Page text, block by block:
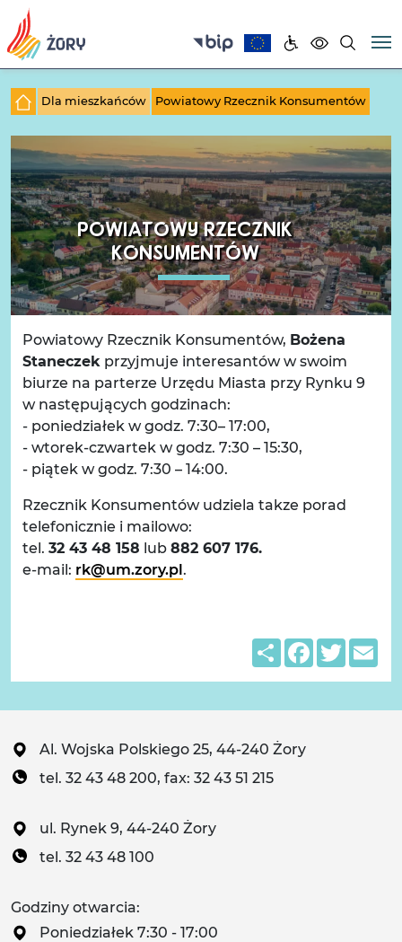
Dla mieszkańców Powiatowy Rzecznik Konsumentów
POWIATOWY RZECZNIK
KONSUMENTÓW
Powiatowy Rzecznik Konsumentów, Bożena
Staneczekprzyjmuje interesantów w swoim
biurze na parterze Urzędu Miasta przy Rynku 9
w następujących godzinach:
- poniedziałek w godz. 7:30– 17:00,
- wtorek-czwartek w godz. 7:30 – 15:30,
- piątek w godz. 7:30 – 14:00.
Rzecznik Konsumentów udziela takze porad
telefonicznie i mailowo:
tel. 32 43 48 158 lub 882 607 176.
e-mail: rk@um.zory.pl.
ShareFacebook
Twitter
Al. Wojska Polskiego 25, 44-240 Żory
tel. 32 43 48 200, fax: 32 43 51 215
ul. Rynek 9, 44-240 Żory
tel. 32 43 48 100
Godziny otwarcia:
Poniedziałek 7:30 - 17:00